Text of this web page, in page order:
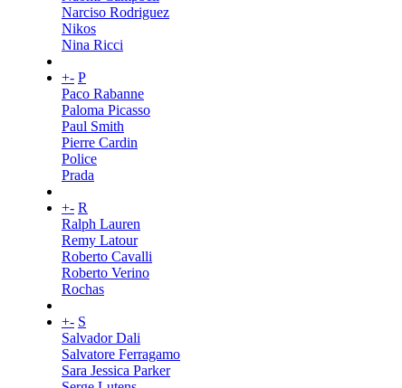
Narciso Rodriguez
Nikos
Nina Ricci
+- P
Paco Rabanne
Paloma Picasso
Paul Smith
Pierre Cardin
Police
Prada
+- R
Ralph Lauren
Remy Latour
Roberto Cavalli
Roberto Verino
Rochas
+- S
Salvador Dali
Salvatore Ferragamo
Sara Jessica Parker